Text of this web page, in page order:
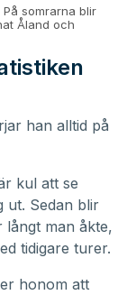
somrarna blir
Åland och
han alltid på
kul att se
ut. Sedan blir
långt man åkte,
tidigare turer.
honom att